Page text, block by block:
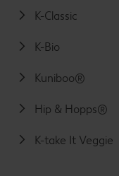
K-Classic
K-Bio
Kuniboo®
Hip & Hopps®
K-take It Veggie